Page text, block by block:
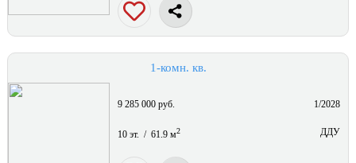
1-комн. кв.
9 285 000 руб. 1/2028
10 эт. / 61.9 м2 ДДУ